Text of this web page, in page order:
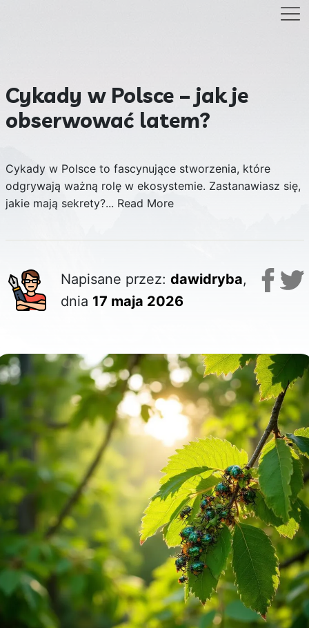
Cykady w Polsce – jak je
obserwować latem?
Cykady w Polsce to fascynujące stworzenia, które
odgrywają ważną rolę w ekosystemie. Zastanawiasz się,
jakie mają sekrety?... Read More
Napisane przez: dawidryba,
dnia 17 maja 2026